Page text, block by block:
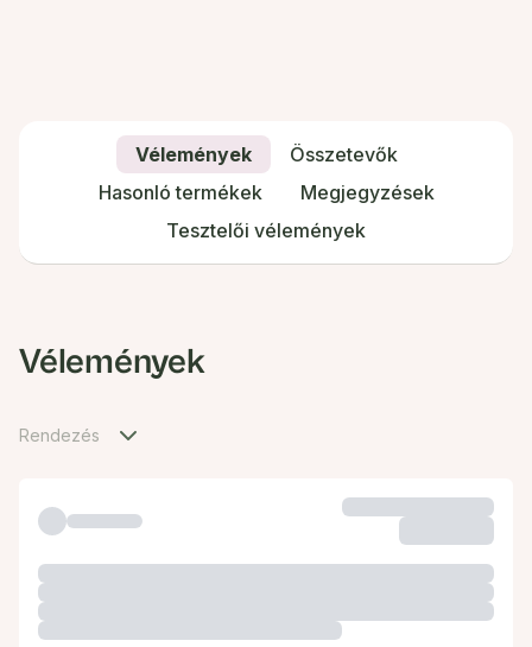
Vélemények
Összetevők
Hasonló termékek
Megjegyzések
Tesztelői vélemények
Vélemények
Rendezés